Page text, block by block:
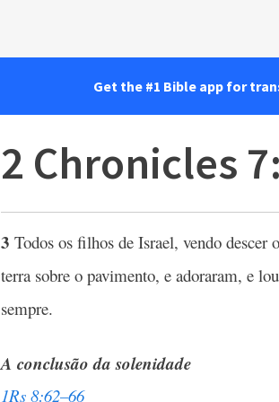
Get the #1 Bible app for
2 Chronicles
3 Todos os filhos de Israel, vendo descer
terra sobre o pavimento, e adoraram, e
sempre.
A conclusão da solenidade
1Rs 8:62–66